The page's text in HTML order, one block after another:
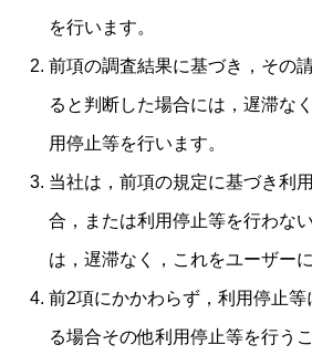
を行います。
前項の調査結果に基づき，その
ると判断した場合には，遅滞な
用停止等を行います。
当社は，前項の規定に基づき利
合，または利用停止等を行わな
は，遅滞なく，これをユーザー
前2項にかかわらず，利用停止
る場合その他利用停止等を行う